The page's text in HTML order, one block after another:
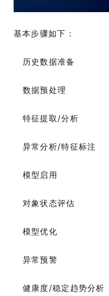
基本步骤如下：
历史数据准备
数据预处理
特征提取/分析
异常分析/特征标注
模型启用
对象状态评估
模型优化
异常预警
健康度/稳定趋势分析